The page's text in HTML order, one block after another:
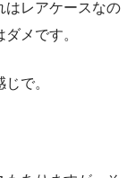
はレアケースなの
メです。
で。